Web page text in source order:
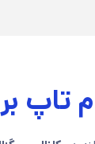
تاپ